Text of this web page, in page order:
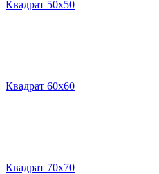
Квадрат 50х50
Квадрат 60х60
Квадрат 70х70